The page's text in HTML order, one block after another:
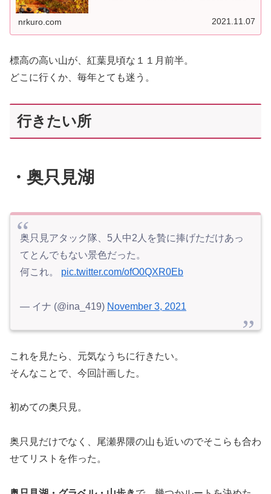
nrkuro.com 2021.11.07
標高の高い山が、紅葉見頃な１１月前半。
どこに行くか、毎年とても迷う。
行きたい所
・奥只見湖
奥只見アタック隊、5人中2人を贄に捧げただけあっ
てとんでもない景色だった。
何これ。 pic.twitter.com/ofO0QXR0Eb
— イナ (@ina_419) November 3, 2021
これを見たら、元気なうちに行きたい。
そんなことで、今回計画した。
初めての奥只見。
奥只見だけでなく、尾瀬界隈の山も近いのでそこらも合わ
せてリストを作った。